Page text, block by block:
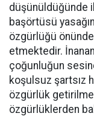
düşünüldüğünde
başörtüsü
özgürlüğü
etmektedir.
çoğunluğun
koşulsuz şartsız
özgürlük
özgürlüklerden